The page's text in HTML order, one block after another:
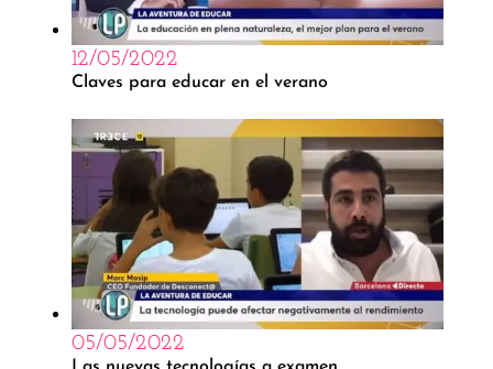
12/05/2022
Claves para educar en el verano
05/05/2022